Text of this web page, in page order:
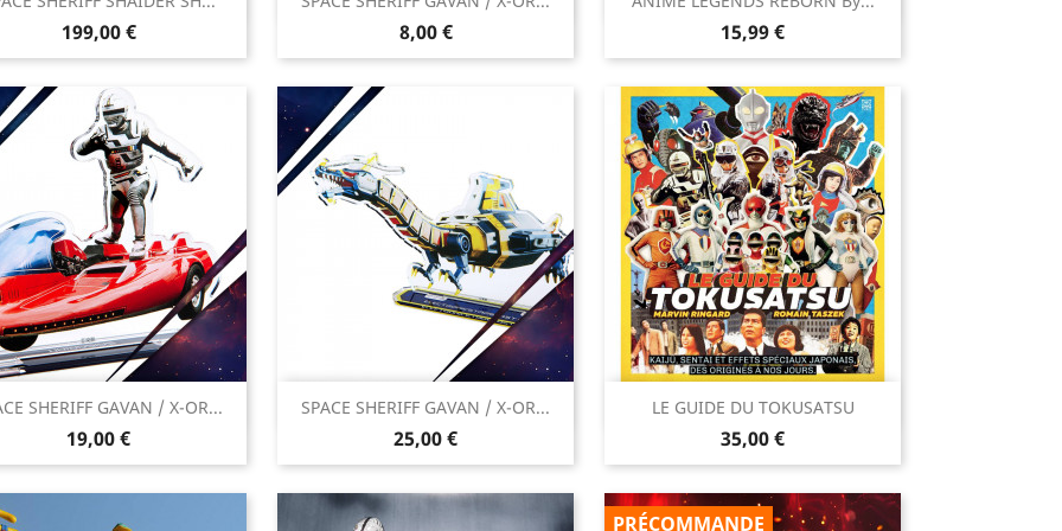
Prix
199,00 € Prix
8,00 € Prix
15,99 €
SHERIFF GAVAN / X-OR...
Prix
19,00 €
Aperçu rapide SPACE SHERIFF GAVAN / X-OR...
Prix
25,00 €
Aperçu rapide LE GUIDE DU TOKUSATSU
Prix
35,00 €
Aperçu rapide
PRÉCOMMANDE